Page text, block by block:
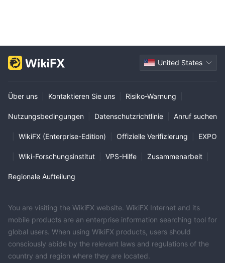
United States
Über uns Kontaktieren Sie uns Risiko-Warnung
Nutzungsbedingungen Datenschutzrichtlinie Anruf suchen
WikiFX (Enterprise-Edition) Offizielle Verifizierung EXPO
Wiki-Forschungsinstitut VPS-Hilfe Zusammenarbeit
Regionale Aufteilung
You are visiting the WikiFX website. WikiFX Internet and its
mobile products are an enterprise information searching tool for
global users. When using WikiFX products, users should
consciously abide by the relevant laws and regulations of the
country and region where they are located.